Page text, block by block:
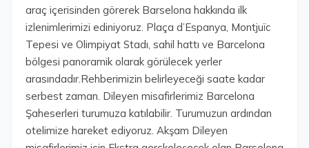
araç içerisinden görerek Barselona hakkında ilk
izlenimlerimizi ediniyoruz. Plaça d’Espanya, Montjuïc
Tepesi ve Olimpiyat Stadı, sahil hattı ve Barcelona
bölgesi panoramik olarak görülecek yerler
arasındadır.Rehberimizin belirleyeceği saate kadar
serbest zaman. Dileyen misafirlerimiz Barcelona
Şaheserleri turumuza katılabilir. Turumuzun ardından
otelimize hareket ediyoruz. Akşam Dileyen